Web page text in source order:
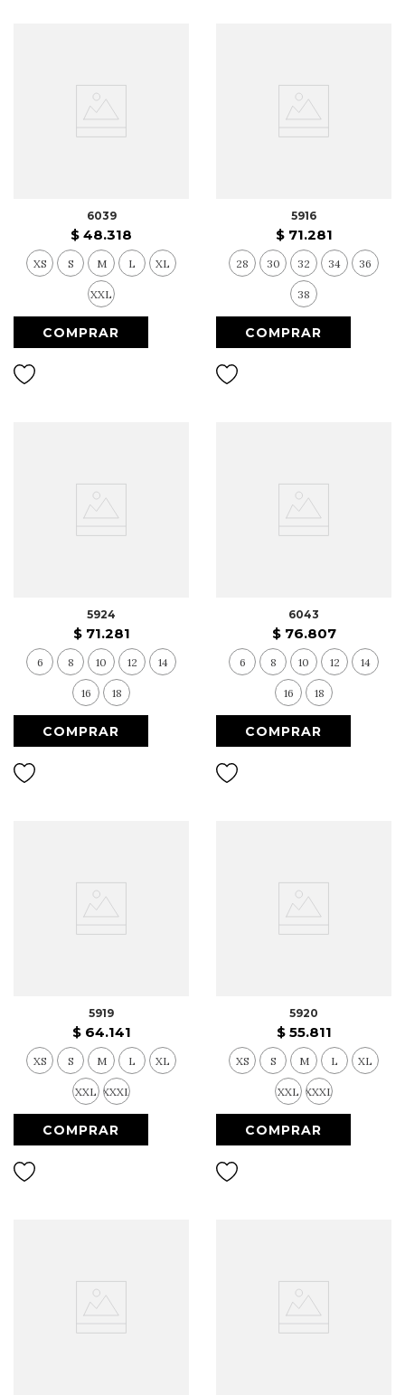
6039
$ 48.318
XS S M L XL
XXL
5916
$ 71.281
28 30 32 34 36
38
5924
$ 71.281
6 8 10 12 14
16 18
6043
$ 76.807
6 8 10 12 14
16 18
5919
$ 64.141
XS S M L XL
XXL XXXL
5920
$ 55.811
XS S M L XL
XXL XXXL